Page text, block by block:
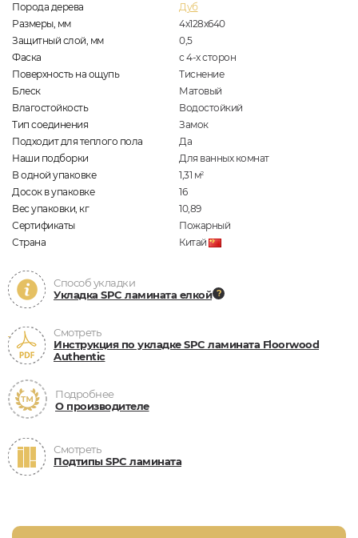
Порода дерева
Дуб
Размеры, мм
4х128х640
Защитный слой, мм
0,5
Фаска
с 4-х сторон
Поверхность на ощупь
Тиснение
Блеск
Матовый
Влагостойкость
Водостойкий
Тип соединения
Замок
Подходит для теплого пола
Да
Наши подборки
Для ванных комнат
В одной упаковке
1,31 м2
Досок в упаковке
16
Вес упаковки, кг
10,89
Сертификаты
Пожарный
Страна
Китай
Способ укладки
Укладка SPC ламината елкой
Смотреть
Инструкция по укладке SPC ламината Floorwood
Authentic
Подробнее
О производителе
Смотреть
Подтипы SPC ламината